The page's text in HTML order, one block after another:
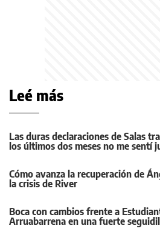
Leé más
Las duras declaraciones de Salas
los últimos dos meses no me sentí
Cómo avanza la recuperación de
la crisis de River
Boca con cambios frente a
Arruabarrena en una fuerte